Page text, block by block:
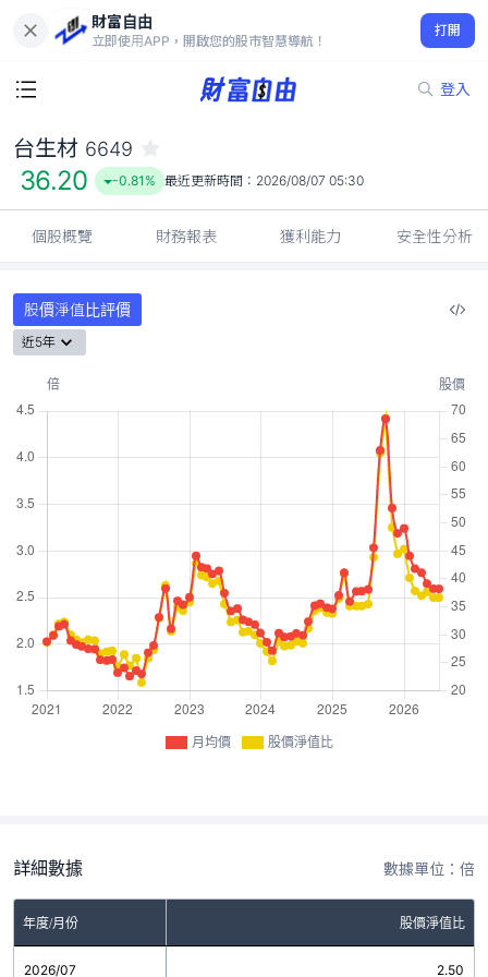
財富自由
立即使用APP，開啟您的股市智慧導航！
打開
登入
36.20
-0.81%
台生材 6649
36.20 -0.81% 最近更新時間： 2026/08/07 05:30
個股概覽 財務報表 獲利能力 安全性分析
股價淨值比評價
近5年
月均價 股價淨值比
詳細數據 數據單位：倍
年度/月份 股價淨值比
2026/07 2.50